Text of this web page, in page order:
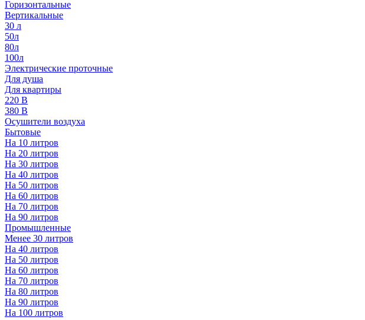
Горизонтальные
Вертикальные
30 л
50л
80л
100л
Электрические проточные
Для душа
Для квартиры
220 В
380 В
Осушители воздуха
Бытовые
На 10 литров
На 20 литров
На 30 литров
На 40 литров
На 50 литров
На 60 литров
На 70 литров
На 90 литров
Промышленные
Менее 30 литров
На 40 литров
На 50 литров
На 60 литров
На 70 литров
На 80 литров
На 90 литров
На 100 литров